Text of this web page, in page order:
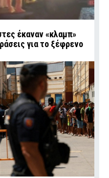
έκαναν «κλαμπ»
για το ξέφρενο